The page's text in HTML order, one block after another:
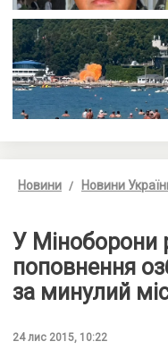
Новини Новини
У Міноборони
поповнення
за минулий
24 лис 2015, 10:22